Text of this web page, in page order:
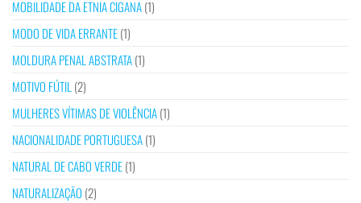
MOBILIDADE DA ETNIA CIGANA(1)
MODO DE VIDA ERRANTE(1)
MOLDURA PENAL ABSTRATA(1)
MOTIVO FÚTIL (2)
MULHERES VÍTIMAS DE VIOLÊNCIA(1)
NACIONALIDADE PORTUGUESA(1)
NATURAL DE CABO VERDE(1)
NATURALIZAÇÃO (2)